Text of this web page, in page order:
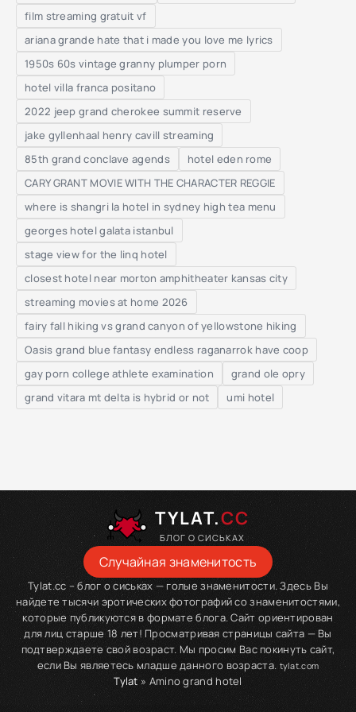
film streaming gratuit vf
ariana grande hate that i made you love me lyrics
1950s 60s vintage granny plumper porn
hotel villa franca positano
2022 jeep grand cherokee summit reserve
jake gyllenhaal henry cavill streaming
85th grand conclave agends
hotel eden rome
CARY GRANT MOVIE WITH THE CHARACTER REGGIE
where is shangri la hotel in sydney high tea menu
georges hotel galata istanbul
stage view for the linq hotel
closest hotel near morton amphitheater kansas city
streaming movies at home 2026
fairy fall hiking vs grand canyon of yellowstone hiking
Oasis grand blue fantasy endless raganarrok have coop
gay porn college athlete examination
grand ole opry
grand vitara mt delta is hybrid or not
umi hotel
TYLAT.CC
БЛОГ О СИСЬКАХ
Случайная знаменитость
Tylat.cc – блог о сиськах — голые знаменитости. Здесь Вы
найдете тысячи эротических фотографий со знаменитостями,
которые публикуются в формате блога. Сайт ориентирован
для лиц старше 18 лет! Просматривая страницы сайта — Вы
подтверждаете свой возраст. Мы просим Вас покинуть сайт,
если Вы являетесь младше данного возраста. tylat.com
Tylat » Amino grand hotel